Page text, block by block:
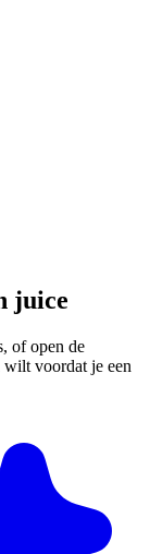
juice
of open de
wilt voordat je een